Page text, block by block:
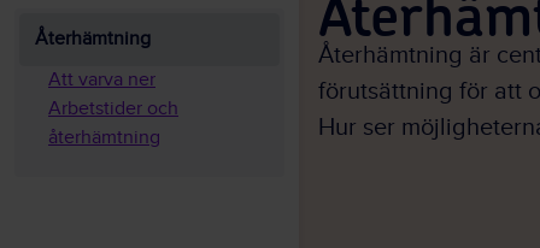
Återhämtning
Att varva ner
Arbetstider och
återhämtning
Återhämtning är
förutsättning för att
Hur ser